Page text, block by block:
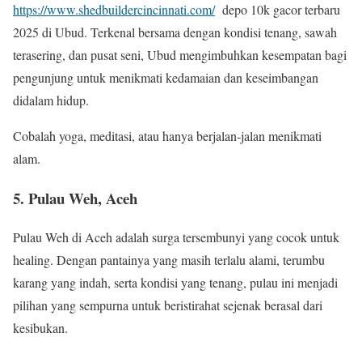
https://www.shedbuildercincinnati.com/depo 10k gacor terbaru
2025 di Ubud. Terkenal bersama dengan kondisi tenang, sawah
terasering, dan pusat seni, Ubud mengimbuhkan kesempatan bagi
pengunjung untuk menikmati kedamaian dan keseimbangan
didalam hidup.
Cobalah yoga, meditasi, atau hanya berjalan-jalan menikmati
alam.
5. Pulau Weh, Aceh
Pulau Weh di Aceh adalah surga tersembunyi yang cocok untuk
healing. Dengan pantainya yang masih terlalu alami, terumbu
karang yang indah, serta kondisi yang tenang, pulau ini menjadi
pilihan yang sempurna untuk beristirahat sejenak berasal dari
kesibukan.